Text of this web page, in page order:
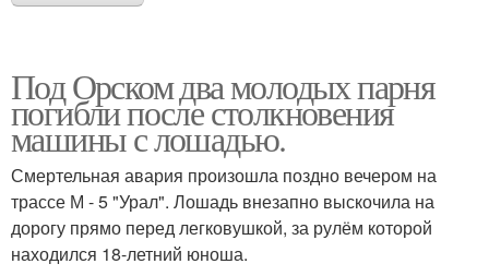
Под Орском два молодых парня
погибли после столкновения
машины с лошадью.
Смертельная авария произошла поздно вечером на
трассе М - 5 "Урал". Лошадь внезапно выскочила на
дорогу прямо перед легковушкой, за рулём которой
находился 18-летний юноша.